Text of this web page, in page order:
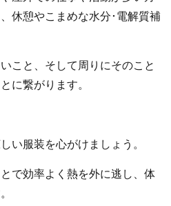
休憩やこまめな水分･電解質補
こと、そして周りにそのこと
に繋がります。
い服装を心がけましょう。
で効率よく熱を外に逃し、体